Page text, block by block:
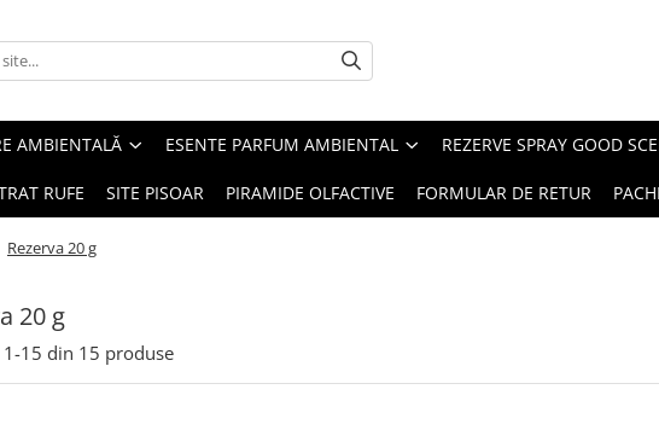
AMBIENTALĂ ESENTE PARFUM AMBIENTAL REZERVE SPRAY GOOD
RUFE SITE PISOAR PIRAMIDE OLFACTIVE FORMULAR DE RETUR
Rezerva 20 g
20 g
1-15 din 15 produse